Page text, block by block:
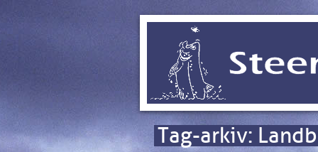
Tag-arkiv: